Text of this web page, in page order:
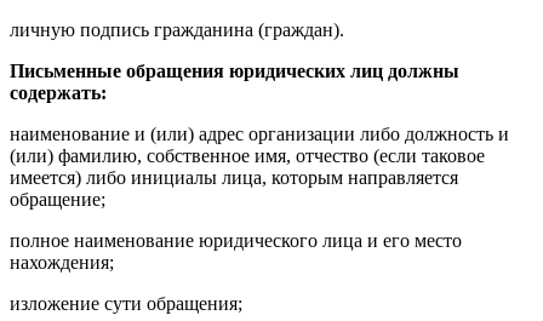
личную подпись гражданина (граждан).
Письменные обращения юридических лиц должны
содержать:
наименование и (или) адрес организации либо должность и
(или) фамилию, собственное имя, отчество (если таковое
имеется) либо инициалы лица, которым направляется
обращение;
полное наименование юридического лица и его место
нахождения;
изложение сути обращения;